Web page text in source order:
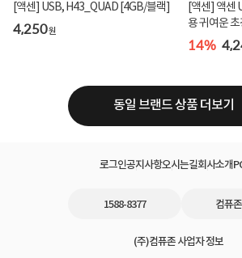
[액센] USB, H43_QUAD [4GB/블랙]
4,250원
[액센] 액센
14%
동일 브랜드 상품 더보기
로그인공지사항오시는길회사소개
1588-8377 컴퓨
(주)컴퓨존 사업자 정보